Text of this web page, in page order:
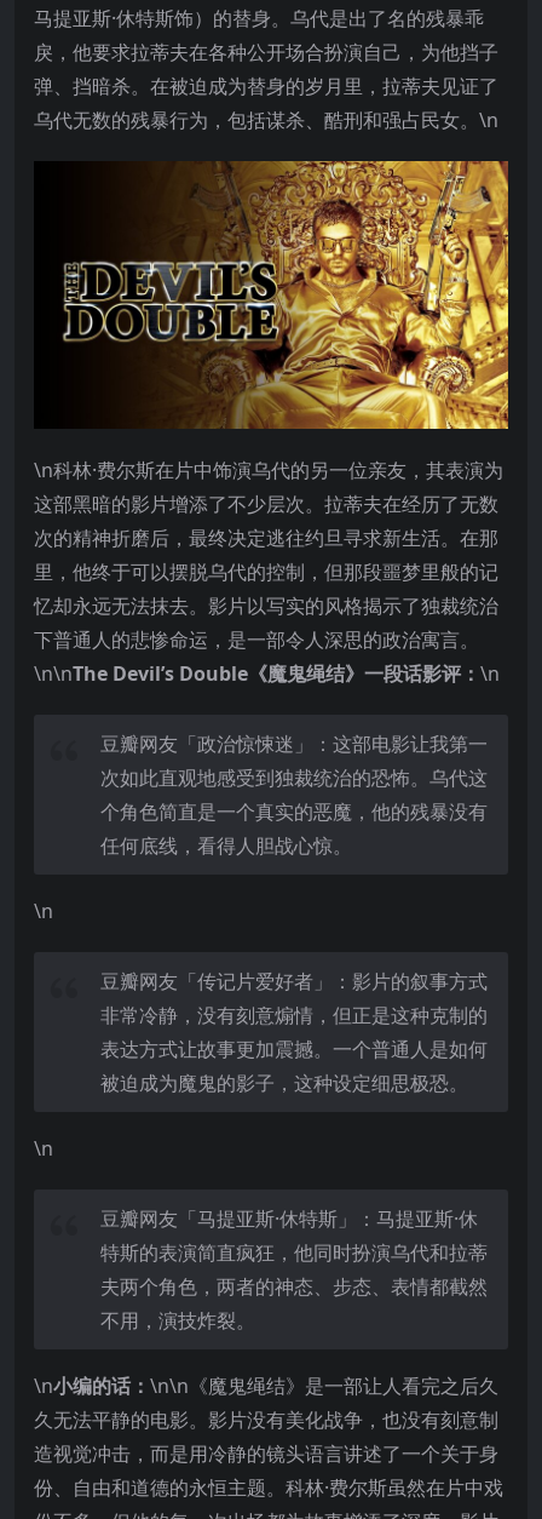
马提亚斯·休特斯饰）的替身。乌代是出了名的残暴乖
戾，他要求拉蒂夫在各种公开场合扮演自己，为他挡子
弹、挡暗杀。在被迫成为替身的岁月里，拉蒂夫见证了
乌代无数的残暴行为，包括谋杀、酷刑和强占民女。\n
\n科林·费尔斯在片中饰演乌代的另一位亲友，其表演为
这部黑暗的影片增添了不少层次。拉蒂夫在经历了无数
次的精神折磨后，最终决定逃往约旦寻求新生活。在那
里，他终于可以摆脱乌代的控制，但那段噩梦里般的记
忆却永远无法抹去。影片以写实的风格揭示了独裁统治
下普通人的悲惨命运，是一部令人深思的政治寓言。
\n\nThe Devil’s Double《魔鬼绳结》一段话影评： \n
豆瓣网友「政治惊悚迷」：这部电影让我第一
次如此直观地感受到独裁统治的恐怖。乌代这
个角色简直是一个真实的恶魔，他的残暴没有
任何底线，看得人胆战心惊。
\n
豆瓣网友「传记片爱好者」：影片的叙事方式
非常冷静，没有刻意煽情，但正是这种克制的
表达方式让故事更加震撼。一个普通人是如何
被迫成为魔鬼的影子，这种设定细思极恐。
\n
豆瓣网友「马提亚斯·休特斯」：马提亚斯·休
特斯的表演简直疯狂，他同时扮演乌代和拉蒂
夫两个角色，两者的神态、步态、表情都截然
不用，演技炸裂。
\n小编的话： \n\n《魔鬼绳结》是一部让人看完之后久
久无法平静的电影。影片没有美化战争，也没有刻意制
造视觉冲击，而是用冷静的镜头语言讲述了一个关于身
份、自由和道德的永恒主题。科林·费尔斯虽然在片中戏